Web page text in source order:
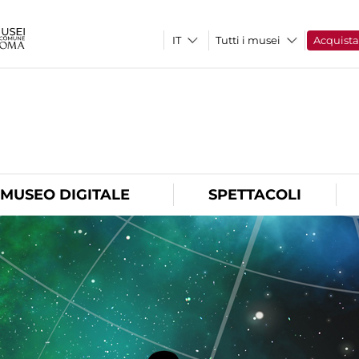
Tutti i musei Acquista
MUSEO DIGITALE SPETTACOLI